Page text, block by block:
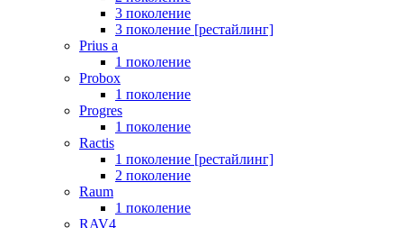
3 поколение
3 поколение [рестайлинг]
Prius a
1 поколение
Probox
1 поколение
Progres
1 поколение
Ractis
1 поколение [рестайлинг]
2 поколение
Raum
1 поколение
RAV4